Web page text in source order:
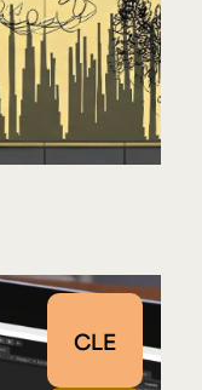
CLE